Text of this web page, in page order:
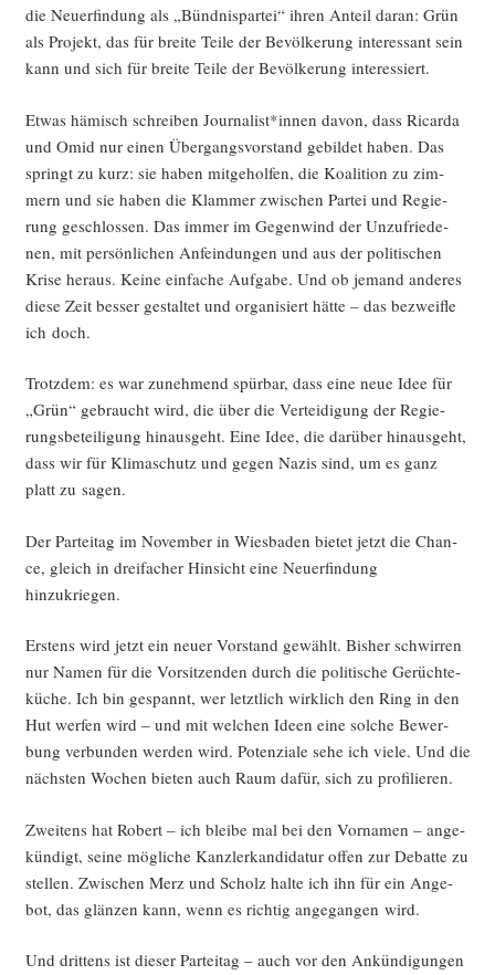
die Neu­erfin­dung als „Bünd­nis­par­tei“ ihren Anteil dar­an: Grün
als Pro­jekt, das für brei­te Tei­le der Bevöl­ke­rung inter­es­sant sein
kann und sich für brei­te Tei­le der Bevöl­ke­rung interessiert.
Etwas hämisch schrei­ben Journalist*innen davon, dass Ricar­da
und Omid nur einen Über­gangs­vor­stand gebil­det haben. Das
springt zu kurz: sie haben mit­ge­hol­fen, die Koali­ti­on zu zim­
mern und sie haben die Klam­mer zwi­schen Par­tei und Regie­
rung geschlos­sen. Das immer im Gegen­wind der Unzu­frie­de­
nen, mit per­sön­li­chen Anfein­dun­gen und aus der poli­ti­schen
Kri­se her­aus. Kei­ne ein­fa­che Auf­ga­be. Und ob jemand ande­res
die­se Zeit bes­ser gestal­tet und orga­ni­siert hät­te – das bezweif­le
ich doch.
Trotz­dem: es war zuneh­mend spür­bar, dass eine neue Idee für
„Grün“ gebraucht wird, die über die Ver­tei­di­gung der Regie­
rungs­be­tei­li­gung hin­aus­geht. Eine Idee, die dar­über hin­aus­geht,
dass wir für Kli­ma­schutz und gegen Nazis sind, um es ganz
platt zu sagen.
Der Par­tei­tag im Novem­ber in Wies­ba­den bie­tet jetzt die Chan­
ce, gleich in drei­fa­cher Hin­sicht eine Neu­erfin­dung
hinzukriegen.
Ers­tens wird jetzt ein neu­er Vor­stand gewählt. Bis­her schwir­ren
nur Namen für die Vor­sit­zen­den durch die poli­ti­sche Gerüch­te­
kü­che. Ich bin gespannt, wer letzt­lich wirk­lich den Ring in den
Hut wer­fen wird – und mit wel­chen Ideen eine sol­che Bewer­
bung ver­bun­den wer­den wird. Poten­zia­le sehe ich vie­le. Und die
nächs­ten Wochen bie­ten auch Raum dafür, sich zu profilieren.
Zwei­tens hat Robert – ich blei­be mal bei den Vor­na­men – ange­
kün­digt, sei­ne mög­li­che Kanz­ler­kan­di­da­tur offen zur Debat­te zu
stel­len. Zwi­schen Merz und Scholz hal­te ich ihn für ein Ange­
bot, das glän­zen kann, wenn es rich­tig ange­gan­gen wird.
Und drit­tens ist die­ser Par­tei­tag – auch vor den Ankün­di­gun­gen